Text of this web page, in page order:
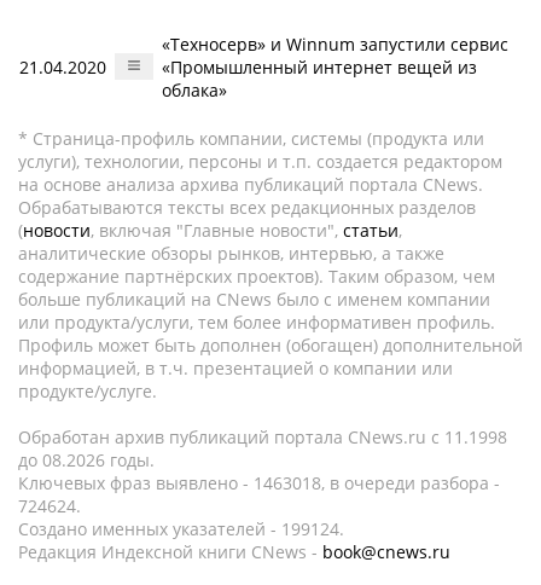
21.04.2020
«Техносерв» и Winnum запустили сервис
«Промышленный интернет вещей из
облака»
* Страница-профиль компании, системы (продукта или
услуги), технологии, персоны и т.п. создается редактором
на основе анализа архива публикаций портала CNews.
Обрабатываются тексты всех редакционных разделов
(новости, включая "Главные новости", статьи,
аналитические обзоры рынков, интервью, а также
содержание партнёрских проектов). Таким образом, чем
больше публикаций на CNews было с именем компании
или продукта/услуги, тем более информативен профиль.
Профиль может быть дополнен (обогащен) дополнительной
информацией, в т.ч. презентацией о компании или
продукте/услуге.
Обработан архив публикаций портала CNews.ru c 11.1998
до 08.2026 годы.
Ключевых фраз выявлено - 1463018, в очереди разбора -
724624.
Создано именных указателей - 199124.
Редакция Индексной книги CNews - book@cnews.ru